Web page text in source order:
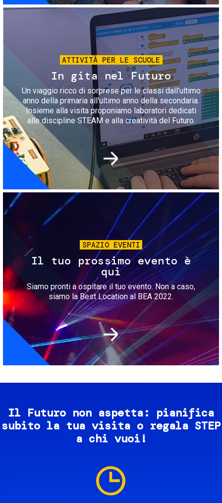
Immagine
ATTIVITÀ PER LE SCUOLE
In gita nel Futuro
Un viaggio ricco di sorprese per le classi dall'ultimo
anno della primaria all'ultimo anno della secondaria.
Insieme alla visita proponiamo laboratori dedicati
alle discipline STEAM e alla creatività del Futuro.
Immagine
SPAZIO EVENTI
Il tuo prossimo evento è
qui
Siamo pronti a ospitare il tuo evento. Non a caso,
siamo la Best Location al BEA 2022.
Il Futuro non aspetta: pianifica
subito la tua visita o regala STEP
a chi vuoi!